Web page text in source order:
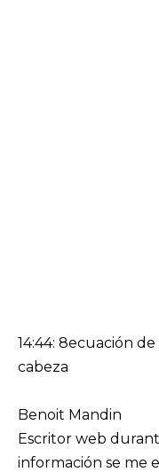
14:44: 8ecuación
cabeza
Benoit Mandin
Escritor web
información se me